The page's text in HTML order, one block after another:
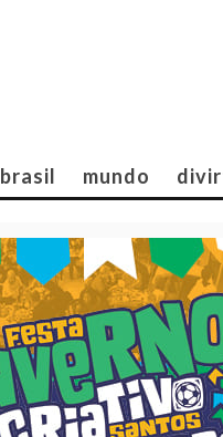
brasil mundo